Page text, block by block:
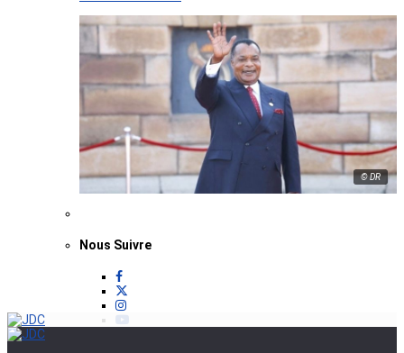
© DR
Nous Suivre